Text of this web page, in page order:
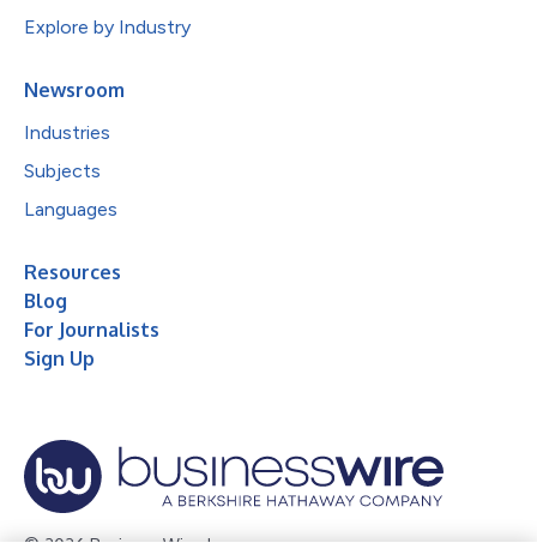
Explore by Industry
Newsroom
Industries
Subjects
Languages
Resources
Blog
For Journalists
Sign Up